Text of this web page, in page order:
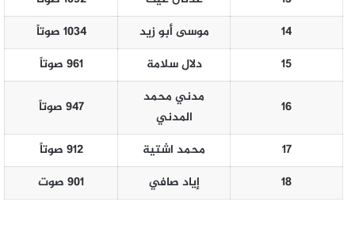
14
موسى أبو زيد
1034 صوتاً
15
دلال سلامة 961 صوتاً
16
مدني محمد
المدني
947 صوتاً
17 محمد اشتية
912 صوتاً
18
إياد صافي 901 صوت